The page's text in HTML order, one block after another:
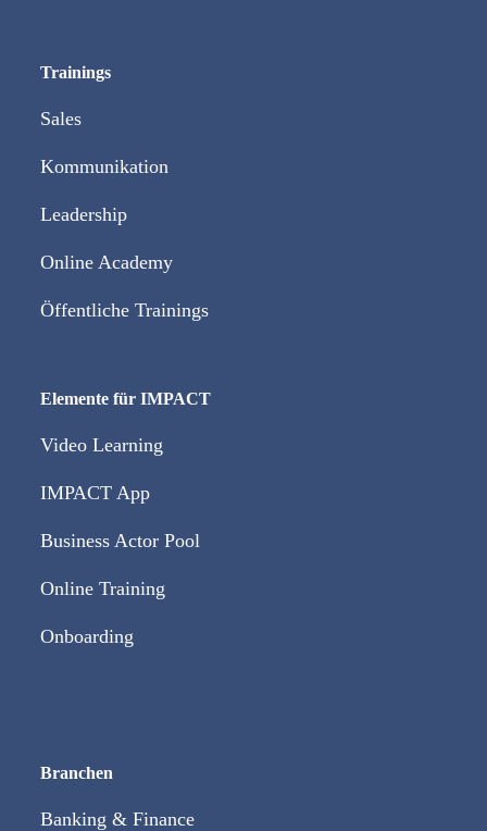
Trainings
Sales
Kommunikation
Leadership
Online Academy
Öffentliche Trainings
Elemente für IMPACT
Video Learning
IMPACT App
Business Actor Pool
Online Training
Onboarding
Branchen
Banking & Finance